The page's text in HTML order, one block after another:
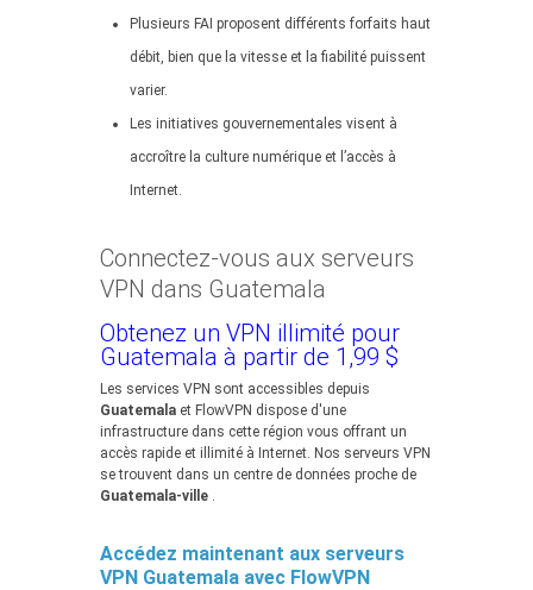
Plusieurs FAI proposent différents forfaits haut
débit, bien que la vitesse et la fiabilité puissent
varier.
Les initiatives gouvernementales visent à
accroître la culture numérique et l’accès à
Internet.
Connectez-vous aux serveurs
VPN dans Guatemala
Obtenez un VPN illimité pour
Guatemala à partir de 1,99 $
Les services VPN sont accessibles depuis
Guatemala et FlowVPN dispose d'une
infrastructure dans cette région vous offrant un
accès rapide et illimité à Internet. Nos serveurs VPN
se trouvent dans un centre de données proche de
Guatemala-ville .
Accédez maintenant aux serveurs
VPN Guatemala avec FlowVPN